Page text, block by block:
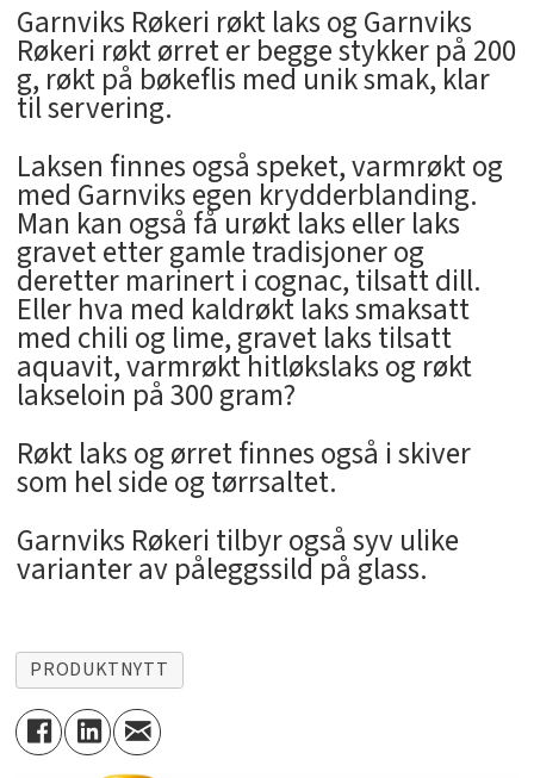
Garnviks Røkeri røkt laks og Garnviks
Røkeri røkt ørret er begge stykker på 200
g, røkt på bøkeflis med unik smak, klar
til servering.
Laksen finnes også speket, varmrøkt og
med Garnviks egen krydderblanding.
Man kan også få urøkt laks eller laks
gravet etter gamle tradisjoner og
deretter marinert i cognac, tilsatt dill.
Eller hva med kaldrøkt laks smaksatt
med chili og lime, gravet laks tilsatt
aquavit, varmrøkt hitløkslaks og røkt
lakseloin på 300 gram?
Røkt laks og ørret finnes også i skiver
som hel side og tørrsaltet.
Garnviks Røkeri tilbyr også syv ulike
varianter av påleggssild på glass.
PRODUKTNYTT